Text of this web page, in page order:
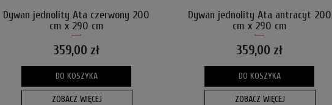
Dywan jednolity Ata czerwony 200
cm x 290 cm
359,00 zł
DO KOSZYKA
ZOBACZ WIĘCEJ
Dywan jednolity Ata antracyt 200
cm x 290 cm
359,00 zł
DO KOSZYKA
ZOBACZ WIĘCEJ